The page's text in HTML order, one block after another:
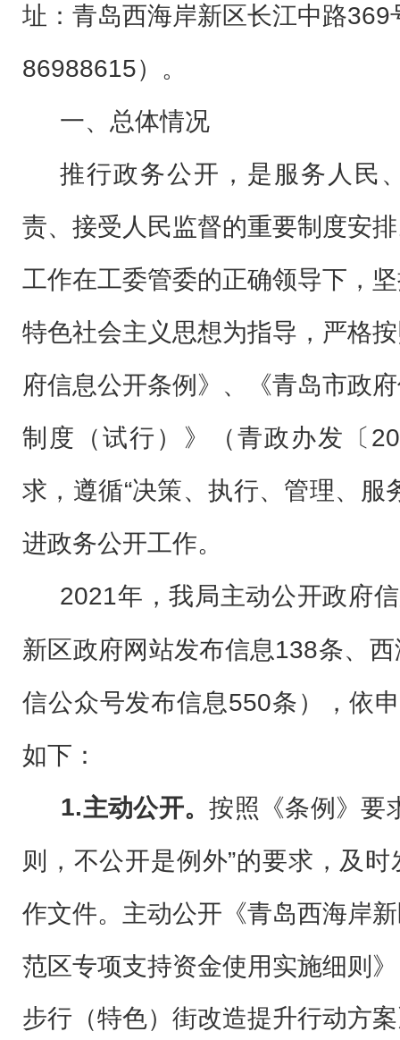
址：青岛西海岸新区长江中路369
86988615）。
一、总体情况
推行政务公开，是服务人民
责、接受人民监督的重要制度安
工作在工委管委的正确领导下，
特色社会主义思想为指导，严格
府信息公开条例》、《青岛市政
制度（试行）》（青政办发〔
求，遵循“决策、执行、管理、服
进政务公开工作。
2021年，我局主动公开政府
新区政府网站发布信息138条、
信公众号发布信息550条），依
如下：
1.主动公开。按照《条例》要
则，不公开是例外”的要求，及
作文件。主动公开 《青岛西海岸
范区专项支持资金使用实施细则
步行（特色）街改造提升行动方